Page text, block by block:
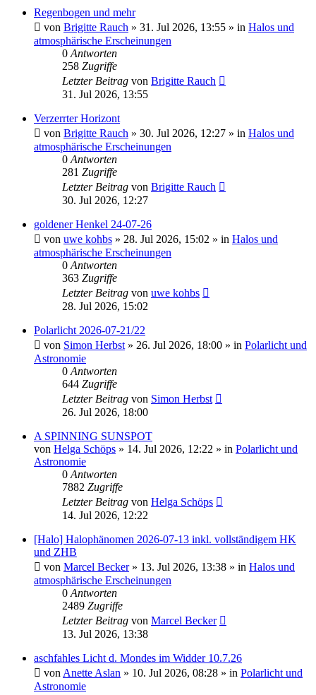
Regenbogen und mehr
von Brigitte Rauch » 31. Jul 2026, 13:55 » in Halos und
atmosphärische Erscheinungen
0 Antworten
258 Zugriffe
Letzter Beitrag von Brigitte Rauch
31. Jul 2026, 13:55
Verzerrter Horizont
von Brigitte Rauch » 30. Jul 2026, 12:27 » in Halos und
atmosphärische Erscheinungen
0 Antworten
281 Zugriffe
Letzter Beitrag von Brigitte Rauch
30. Jul 2026, 12:27
goldener Henkel 24-07-26
von uwe kohbs » 28. Jul 2026, 15:02 » in Halos und
atmosphärische Erscheinungen
0 Antworten
363 Zugriffe
Letzter Beitrag von uwe kohbs
28. Jul 2026, 15:02
Polarlicht 2026-07-21/22
von Simon Herbst » 26. Jul 2026, 18:00 » in Polarlicht und
Astronomie
0 Antworten
644 Zugriffe
Letzter Beitrag von Simon Herbst
26. Jul 2026, 18:00
A SPINNING SUNSPOT
von Helga Schöps » 14. Jul 2026, 12:22 » in Polarlicht und
Astronomie
0 Antworten
7882 Zugriffe
Letzter Beitrag von Helga Schöps
14. Jul 2026, 12:22
[Halo] Halophänomen 2026-07-13 inkl. vollständigem HK
und ZHB
von Marcel Becker» 13. Jul 2026, 13:38 » in Halos und
atmosphärische Erscheinungen
0 Antworten
2489 Zugriffe
Letzter Beitrag von Marcel Becker
13. Jul 2026, 13:38
aschfahles Licht d. Mondes im Widder 10.7.26
von Anette Aslan » 10. Jul 2026, 08:28 » in Polarlicht und
Astronomie